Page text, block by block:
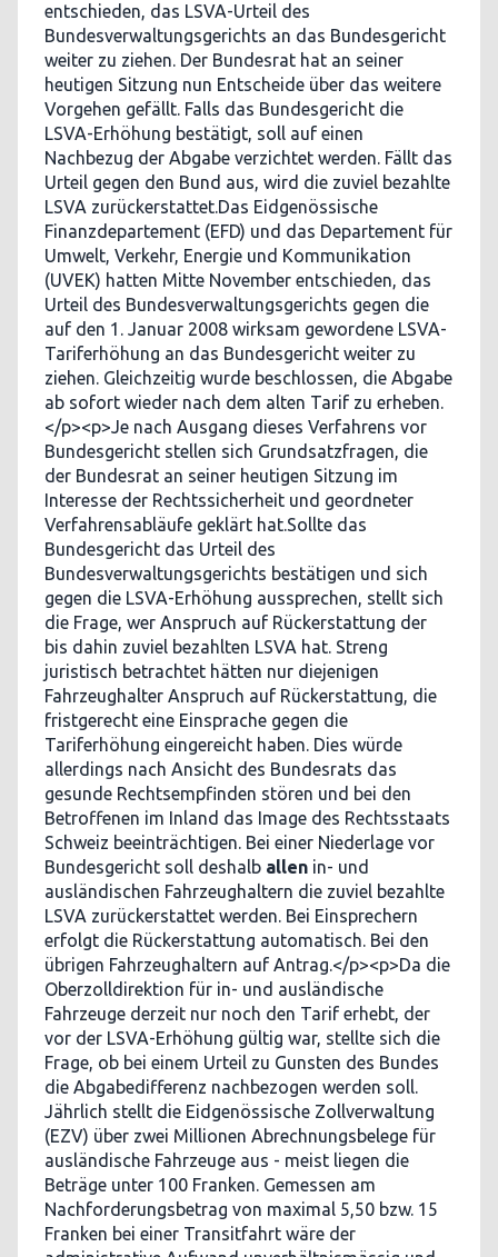
entschieden, das LSVA-Urteil des
Bundesverwaltungsgerichts an das Bundesgericht
weiter zu ziehen. Der Bundesrat hat an seiner
heutigen Sitzung nun Entscheide über das weitere
Vorgehen gefällt. Falls das Bundesgericht die
LSVA-Erhöhung bestätigt, soll auf einen
Nachbezug der Abgabe verzichtet werden. Fällt das
Urteil gegen den Bund aus, wird die zuviel bezahlte
LSVA zurückerstattet.Das Eidgenössische
Finanzdepartement (EFD) und das Departement für
Umwelt, Verkehr, Energie und Kommunikation
(UVEK) hatten Mitte November entschieden, das
Urteil des Bundesverwaltungsgerichts gegen die
auf den 1. Januar 2008 wirksam gewordene LSVA-
Tariferhöhung an das Bundesgericht weiter zu
ziehen. Gleichzeitig wurde beschlossen, die Abgabe
ab sofort wieder nach dem alten Tarif zu erheben.
</p><p>Je nach Ausgang dieses Verfahrens vor
Bundesgericht stellen sich Grundsatzfragen, die
der Bundesrat an seiner heutigen Sitzung im
Interesse der Rechtssicherheit und geordneter
Verfahrensabläufe geklärt hat.Sollte das
Bundesgericht das Urteil des
Bundesverwaltungsgerichts bestätigen und sich
gegen die LSVA-Erhöhung aussprechen, stellt sich
die Frage, wer Anspruch auf Rückerstattung der
bis dahin zuviel bezahlten LSVA hat. Streng
juristisch betrachtet hätten nur diejenigen
Fahrzeughalter Anspruch auf Rückerstattung, die
fristgerecht eine Einsprache gegen die
Tariferhöhung eingereicht haben. Dies würde
allerdings nach Ansicht des Bundesrats das
gesunde Rechtsempfinden stören und bei den
Betroffenen im Inland das Image des Rechtsstaats
Schweiz beeinträchtigen. Bei einer Niederlage vor
Bundesgericht soll deshalb allen in- und
ausländischen Fahrzeughaltern die zuviel bezahlte
LSVA zurückerstattet werden. Bei Einsprechern
erfolgt die Rückerstattung automatisch. Bei den
übrigen Fahrzeughaltern auf Antrag.</p><p>Da die
Oberzolldirektion für in- und ausländische
Fahrzeuge derzeit nur noch den Tarif erhebt, der
vor der LSVA-Erhöhung gültig war, stellte sich die
Frage, ob bei einem Urteil zu Gunsten des Bundes
die Abgabedifferenz nachbezogen werden soll.
Jährlich stellt die Eidgenössische Zollverwaltung
(EZV) über zwei Millionen Abrechnungsbelege für
ausländische Fahrzeuge aus - meist liegen die
Beträge unter 100 Franken. Gemessen am
Nachforderungsbetrag von maximal 5,50 bzw. 15
Franken bei einer Transitfahrt wäre der